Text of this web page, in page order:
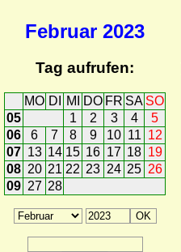
Februar 2023
Tag aufrufen:
MO DI MI DO FR SA SO
05
1 2 3 4
5
06
6 7 8 9 10 11 12
07 13 14 15 16 17 18 19
08 20 21 22 23 24 25 26
09 27 28